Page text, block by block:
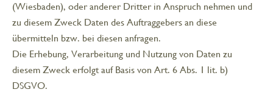
(Wiesbaden), oder anderer Dritter in Anspruch nehmen und
zu diesem Zweck Daten des Auftraggebers an diese
übermitteln bzw. bei diesen anfragen.
Die Erhebung, Verarbeitung und Nutzung von Daten zu
diesem Zweck erfolgt auf Basis von Art. 6 Abs. 1 lit. b)
DSGVO.